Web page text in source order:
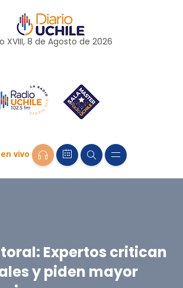
XVIII, 8 de Agosto de 2026
vivo
Expertos critican
y piden mayor